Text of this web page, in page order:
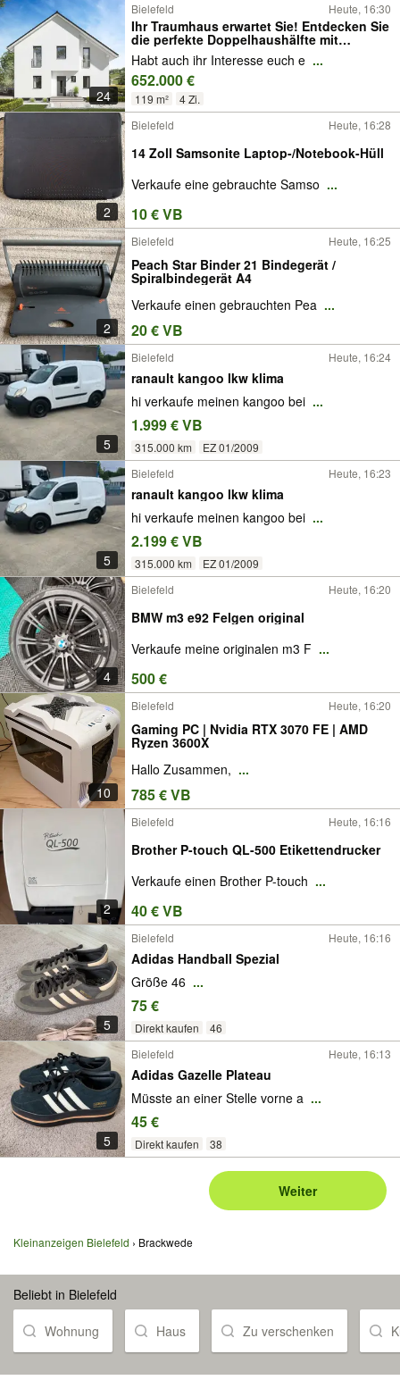
24
Bielefeld Heute, 16:30
Ihr Traumhaus erwartet Sie! Entdecken Sie
die perfekte Doppelhaushälfte mit
Grundstück in Bielefeld
Habt auch ihr Interesse euch e ...
652.000 €
119 m² 4 Zi.
2
Bielefeld Heute, 16:28
14 Zoll Samsonite Laptop-/Notebook-Hüll
Verkaufe eine gebrauchte Samso ...
10 € VB
2
Bielefeld Heute, 16:25
Peach Star Binder 21 Bindegerät /
Spiralbindegerät A4
Verkaufe einen gebrauchten Pea ...
20 € VB
5
Bielefeld Heute, 16:24
ranault kangoo lkw klima
hi verkaufe meinen kangoo bei ...
1.999 € VB
315.000 km EZ 01/2009
5
Bielefeld Heute, 16:23
ranault kangoo lkw klima
hi verkaufe meinen kangoo bei ...
2.199 € VB
315.000 km EZ 01/2009
4
Bielefeld Heute, 16:20
BMW m3 e92 Felgen original
Verkaufe meine originalen m3 F ...
500 €
10
Bielefeld Heute, 16:20
Gaming PC | Nvidia RTX 3070 FE | AMD
Ryzen 3600X
Hallo Zusammen, ...
785 € VB
2
Bielefeld Heute, 16:16
Brother P-touch QL-500 Etikettendrucker
Verkaufe einen Brother P-touch ...
40 € VB
5
Bielefeld Heute, 16:16
Adidas Handball Spezial
Größe 46 ...
75 €
Direkt kaufen 46
5
Bielefeld Heute, 16:13
Adidas Gazelle Plateau
Müsste an einer Stelle vorne a ...
45 €
Direkt kaufen 38
Weiter
Kleinanzeigen Bielefeld Brackwede
Beliebt in Bielefeld
Wohnung Haus Zu verschenken